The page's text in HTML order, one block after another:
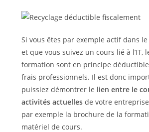
Si vous êtes par exemple actif dans le
et que vous suivez un cours lié à l’IT,
formation sont en principe
frais professionnels. Il est donc
puissiez démontrer le lien entre le
activités actuelles de votre
par exemple la brochure de la
matériel de cours.